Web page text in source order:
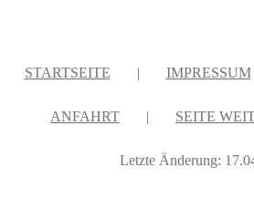
STARTSEITE | IMPRESSUM
ANFAHRT | SEITE
Letzte Änderung: